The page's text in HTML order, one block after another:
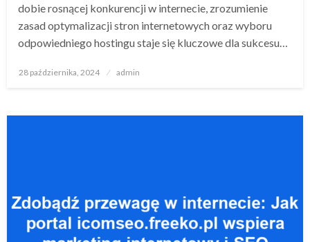
dobie rosnącej konkurencji w internecie, zrozumienie
zasad optymalizacji stron internetowych oraz wyboru
odpowiedniego hostingu staje się kluczowe dla sukcesu…
Opublikowane
28 października, 2024 admin